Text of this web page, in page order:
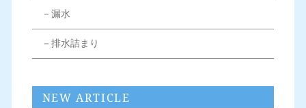
－漏水
－排水詰まり
NEW ARTICLE